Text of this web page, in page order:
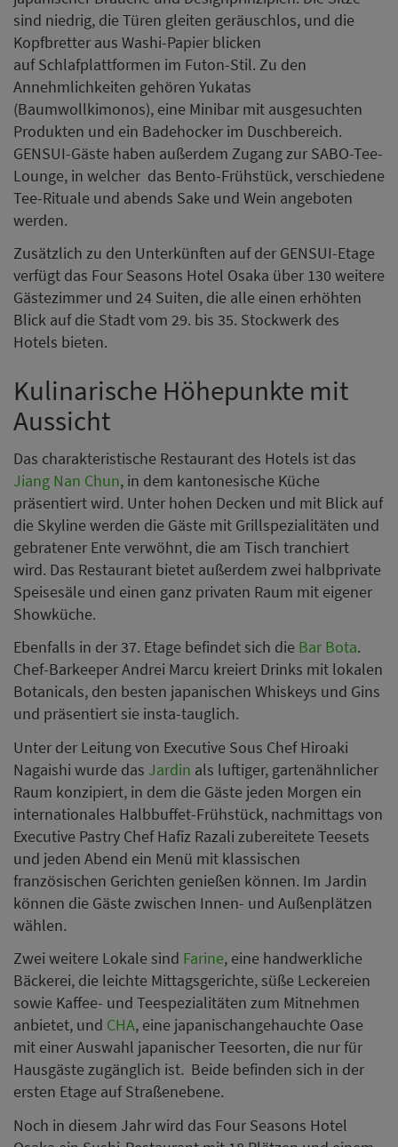
sind niedrig, die Türen gleiten geräuschlos, und die
Kopfbretter aus Washi-Papier blicken
auf Schlafplattformen im Futon-Stil. Zu den
Annehmlichkeiten gehören Yukatas
(Baumwollkimonos), eine Minibar mit ausgesuchten
Produkten und ein Badehocker im Duschbereich.
GENSUI-Gäste haben außerdem Zugang zur SABO-Tee-
Lounge, in welcher das Bento-Frühstück, verschiedene
Tee-Rituale und abends Sake und Wein angeboten
werden.
Zusätzlich zu den Unterkünften auf der GENSUI-Etage
verfügt das Four Seasons Hotel Osaka über 130 weitere
Gästezimmer und 24 Suiten, die alle einen erhöhten
Blick auf die Stadt vom 29. bis 35. Stockwerk des
Hotels bieten.
Kulinarische Höhepunkte mit
Aussicht
Das charakteristische Restaurant des Hotels ist das
Jiang Nan Chun, in dem kantonesische Küche
präsentiert wird. Unter hohen Decken und mit Blick auf
die Skyline werden die Gäste mit Grillspezialitäten und
gebratener Ente verwöhnt, die am Tisch tranchiert
wird. Das Restaurant bietet außerdem zwei halbprivate
Speisesäle und einen ganz privaten Raum mit eigener
Showküche.
Ebenfalls in der 37. Etage befindet sich die Bar Bota.
Chef-Barkeeper Andrei Marcu kreiert Drinks mit lokalen
Botanicals, den besten japanischen Whiskeys und Gins
und präsentiert sie insta-tauglich.
Unter der Leitung von Executive Sous Chef Hiroaki
Nagaishi wurde das Jardin als luftiger, gartenähnlicher
Raum konzipiert, in dem die Gäste jeden Morgen ein
internationales Halbbuffet-Frühstück, nachmittags von
Executive Pastry Chef Hafiz Razali zubereitete Teesets
und jeden Abend ein Menü mit klassischen
französischen Gerichten genießen können. Im Jardin
können die Gäste zwischen Innen- und Außenplätzen
wählen.
Zwei weitere Lokale sind Farine, eine handwerkliche
Bäckerei, die leichte Mittagsgerichte, süße Leckereien
sowie Kaffee- und Teespezialitäten zum Mitnehmen
anbietet, und CHA, eine japanischangehauchte Oase
mit einer Auswahl japanischer Teesorten, die nur für
Hausgäste zugänglich ist. Beide befinden sich in der
ersten Etage auf Straßenebene.
Noch in diesem Jahr wird das Four Seasons Hotel